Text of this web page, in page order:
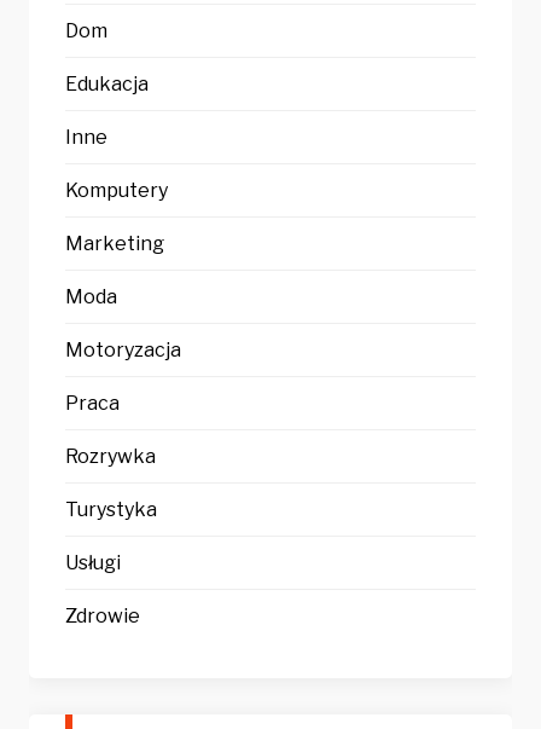
Dom
Edukacja
Inne
Komputery
Marketing
Moda
Motoryzacja
Praca
Rozrywka
Turystyka
Usługi
Zdrowie